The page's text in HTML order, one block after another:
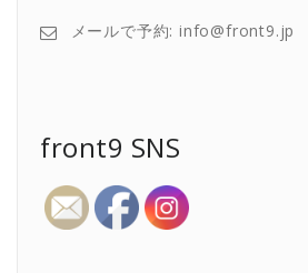
メールで予約: info@front9.jp
front9 SNS